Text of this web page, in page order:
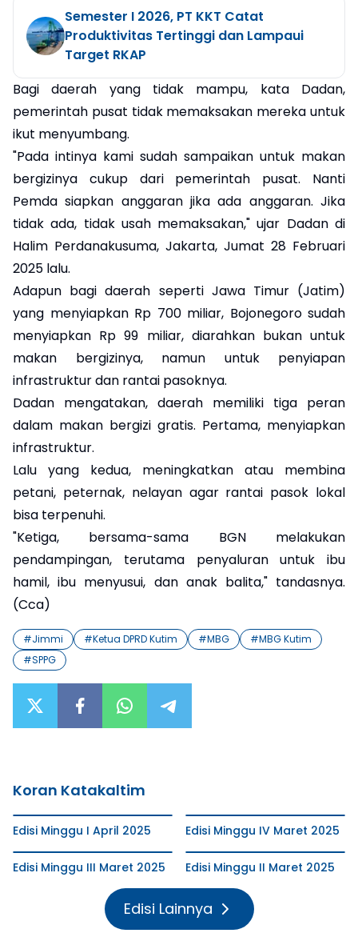
Semester I 2026, PT KKT Catat
Produktivitas Tertinggi dan Lampaui
Target RKAP
Bagi daerah yang tidak mampu, kata Dadan,
pemerintah pusat tidak memaksakan mereka untuk
ikut menyumbang.
"Pada intinya kami sudah sampaikan untuk makan
bergizinya cukup dari pemerintah pusat. Nanti
Pemda siapkan anggaran jika ada anggaran. Jika
tidak ada, tidak usah memaksakan," ujar Dadan di
Halim Perdanakusuma, Jakarta, Jumat 28 Februari
2025 lalu.
Adapun bagi daerah seperti Jawa Timur (Jatim)
yang menyiapkan Rp 700 miliar, Bojonegoro sudah
menyiapkan Rp 99 miliar, diarahkan bukan untuk
makan bergizinya, namun untuk penyiapan
infrastruktur dan rantai pasoknya.
Dadan mengatakan, daerah memiliki tiga peran
dalam makan bergizi gratis. Pertama, menyiapkan
infrastruktur.
Lalu yang kedua, meningkatkan atau membina
petani, peternak, nelayan agar rantai pasok lokal
bisa terpenuhi.
"Ketiga, bersama-sama BGN melakukan
pendampingan, terutama penyaluran untuk ibu
hamil, ibu menyusui, dan anak balita," tandasnya.
(Cca)
#Jimmi #Ketua DPRD Kutim #MBG #MBG Kutim
#SPPG
Koran Katakaltim
Edisi Minggu I April 2025 Edisi Minggu IV Maret 2025
Edisi Minggu III Maret 2025 Edisi Minggu II Maret 2025
Edisi Lainnya